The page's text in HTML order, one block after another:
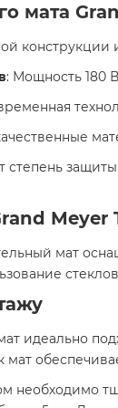
мата
конструкции
: Мощность 180
степень
Meyer
мат
идеально
мат
необходимо